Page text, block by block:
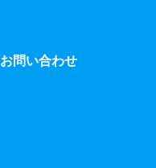
お問い合わせ